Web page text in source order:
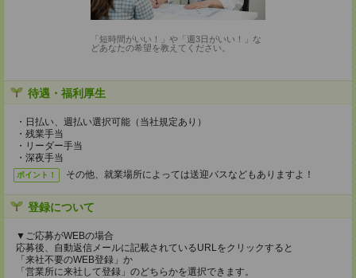
「短時間がいい！」や「週3日がいい！」な
どあなたの希望を教えてください。
待遇・福利厚生
・日払い、週払い選択可能（当社規定あり）
・残業手当
・リーダー手当
・深夜手当
ポイント！ その他、就業場所によっては送迎バスなどもありますよ！
登録について
▼ご応募がWEBの場合
応募後、自動返信メールに記載されているURLをクリックすると
「来社不要のWEB登録」か
「営業所に来社して登録」のどちらかを選択できます。